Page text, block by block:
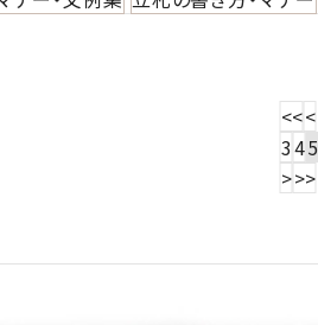
<<<
345
>>>